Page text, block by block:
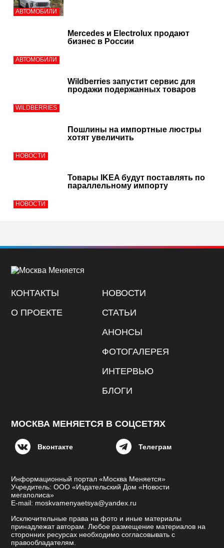
АВТОМОБИЛИ
АВТОМОБИЛИ
Mercedes и Electrolux продают
бизнес в России
WILDBERRIES
Wildberries запустит сервис для
продажи подержанных товаров
НОВОСТИ
Пошлины на импортные люстры
хотят увеличить
НОВОСТИ
Товары IKEA будут поставлять по
параллельному импорту
КОНТАКТЫ
О ПРОЕКТЕ
НОВОСТИ
СТАТЬИ
АНОНСЫ
ФОТОГАЛЕРЕЯ
ИНТЕРВЬЮ
БЛОГИ
МОСКВА МЕНЯЕТСЯ В СОЦСЕТЯХ
Вконтакте Телеграм
Информационный портал «Москва Меняется»
Учредитель: ООО «Издательский Дом «Новости
мегаполиса»
E-mail: moskvamenyaetsya@yandex.ru
Исключительные права на фото и иные материалы
принадлежат авторам. Любое размещение материалов на
сторонних ресурсах необходимо согласовывать с
правообладателям.